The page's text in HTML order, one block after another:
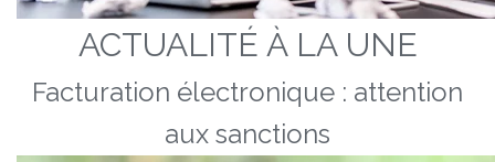
ACTUALITÉ À LA UNE
Facturation électronique : attention
aux sanctions